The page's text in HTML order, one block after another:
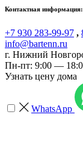
Контактная информация:
+7 930 283-99-97 ,
info@bartenn.ru
г. Нижний
Пн-пт: 9:00 —
Узнать цену дома
WhatsApp